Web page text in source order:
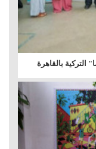
التركية بالقاهرة